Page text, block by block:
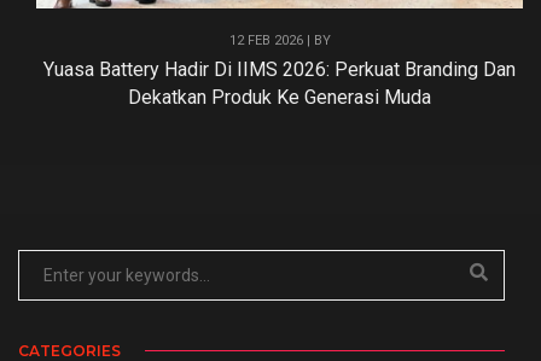
12 FEB 2026 | BY
Yuasa Battery Hadir Di IIMS 2026: Perkuat Branding Dan
Dekatkan Produk Ke Generasi Muda
CATEGORIES